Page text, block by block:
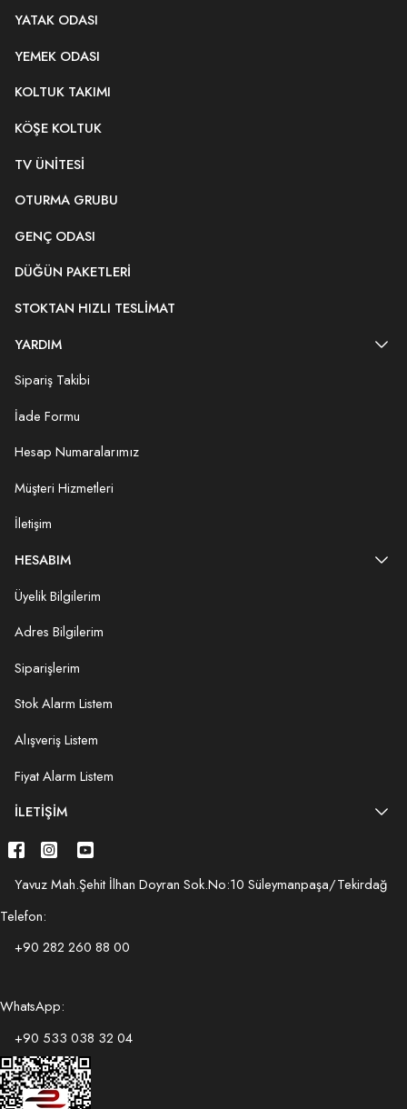
YATAK ODASI
YEMEK ODASI
KOLTUK TAKIMI
KÖŞE KOLTUK
TV ÜNITESI
OTURMA GRUBU
GENÇ ODASI
DÜĞÜN PAKETLERI
STOKTAN HIZLI TESLIMAT
YARDIM
Sipariş Takibi
İade Formu
Hesap Numaralarımız
Müşteri Hizmetleri
İletişim
HESABIM
Üyelik Bilgilerim
Adres Bilgilerim
Siparişlerim
Stok Alarm Listem
Alışveriş Listem
Fiyat Alarm Listem
İLETIŞIM
Yavuz Mah.Şehit İlhan Doyran Sok.No:10 Süleymanpaşa/Tekirdağ
Telefon:
+90 282 260 88 00
WhatsApp:
+90 533 038 32 04